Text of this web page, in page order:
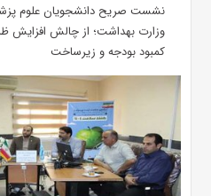
نشست صریح دانشجویان علوم
وزارت بهداشت؛ از چالش افزایش
کمبود بودجه و زیرساخت